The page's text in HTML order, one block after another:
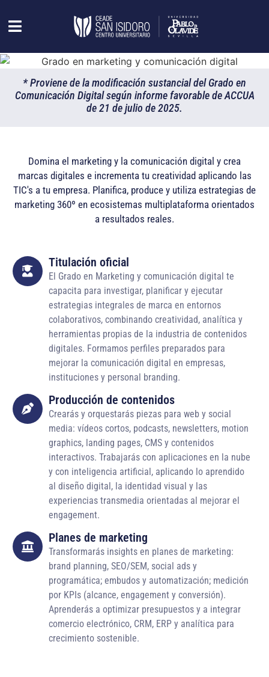
* Proviene de la modificación sustancial del Grado en
Comunicación Digital según informe favorable de ACCUA
de 21 de julio de 2025.
Domina el marketing y la comunicación digital y crea
marcas digitales e incrementa tu creatividad aplicando las
TIC's a tu empresa. Planifica, produce y utiliza estrategias de
marketing 360º en ecosistemas multiplataforma orientados
a resultados reales.
Titulación oficial
El Grado en Marketing y comunicación digital te
capacita para investigar, planificar y ejecutar
estrategias integrales de marca en entornos
colaborativos, combinando creatividad, analítica y
herramientas propias de la industria de contenidos
digitales. Formamos perfiles preparados para
mejorar la comunicación digital en empresas,
instituciones y personal branding.
Producción de contenidos
Crearás y orquestarás piezas para web y social
media: vídeos cortos, podcasts, newsletters, motion
graphics, landing pages, CMS y contenidos
interactivos. Trabajarás con aplicaciones en la nube
y con inteligencia artificial, aplicando lo aprendido
al diseño digital, la identidad visual y las
experiencias transmedia orientadas al mejorar el
engagement.
Planes de marketing
Transformarás insights en planes de marketing:
brand planning, SEO/SEM, social ads y
programática; embudos y automatización; medición
por KPIs (alcance, engagement y conversión).
Aprenderás a optimizar presupuestos y a integrar
comercio electrónico, CRM, ERP y analítica para
crecimiento sostenible.